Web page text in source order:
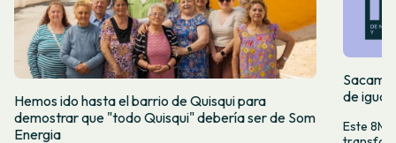
Hemos ido hasta el barrio de Quisqui para
demostrar que "todo Quisqui" debería ser de Som
Energia
de
Este 8M,